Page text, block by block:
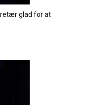
glad for at